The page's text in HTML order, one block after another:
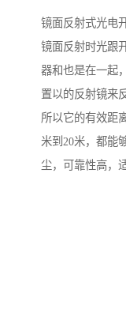
镜面反射式光电
镜面反射时光跟
器和也是在一起
置以的反射镜来
所以它的有效距
米到20米，都能
尘，可靠性高，